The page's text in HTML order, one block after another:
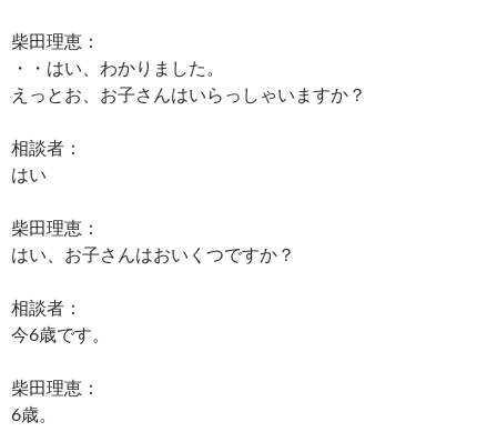
柴田理恵：
・・はい、わかりました。
えっとお、お子さんはいらっしゃいますか？
相談者：
はい
柴田理恵：
はい、お子さんはおいくつですか？
相談者：
今6歳です。
柴田理恵：
6歳。